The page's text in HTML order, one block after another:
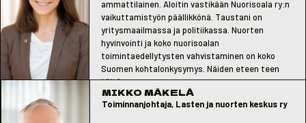
ammattilainen. Aloitin vastikään Nuorisoala ry:n
vaikuttamistyön päällikkönä. Taustani on
yritysmaailmassa ja politiikassa. Nuorten
hyvinvointi ja koko nuorisoalan
toimintaedellytysten vahvistaminen on koko
Suomen kohtalonkysymys. Näiden eteen teen
töitä.
MIKKO MÄKELÄ
Toiminnanjohtaja, Lasten ja nuorten keskus ry